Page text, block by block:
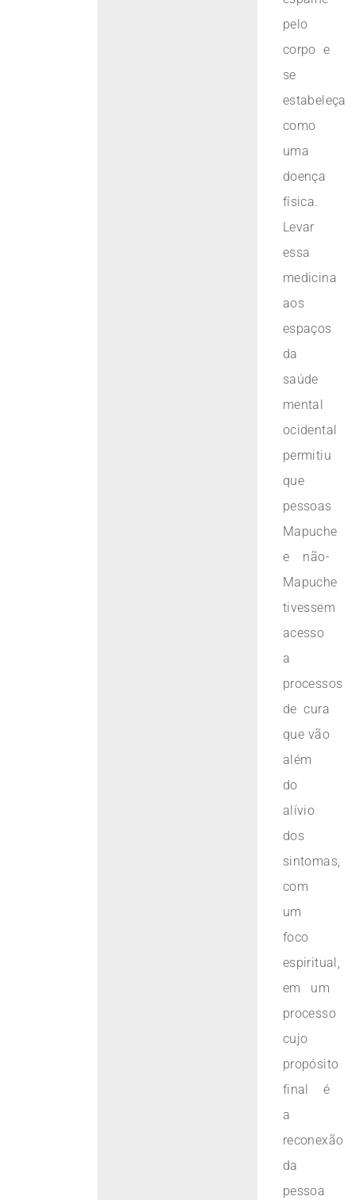
pelo
corpo e
se
estabeleça
como
uma
doença
física.
Levar
essa
medicina
aos
espaços
da
saúde
mental
ocidental
permitiu
que
pessoas
Mapuche
e não-
Mapuche
tivessem
acesso
a
processos
de cura
que vão
além
do
alívio
dos
sintomas,
com
um
foco
espiritual,
em um
processo
cujo
propósito
final é
a
reconexão
da
pessoa